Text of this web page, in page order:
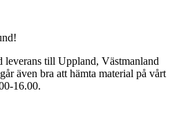
leverans till Uppland, Västmanland
även bra att hämta material på vårt
16.00.